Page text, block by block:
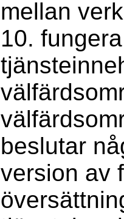
mellan
10.
beslutar
version av